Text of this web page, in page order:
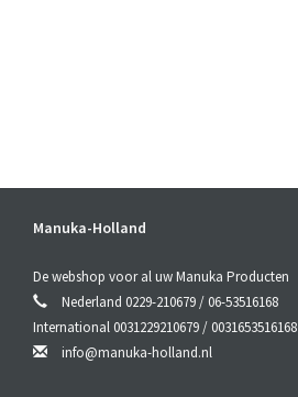
Manuka-Holland
De webshop voor al uw Manuka Producten
Nederland 0229-210679 / 06-53516168
International 0031229210679 / 0031653516168
info@manuka-holland.nl